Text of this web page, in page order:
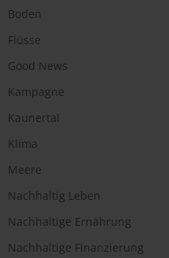
Boden
Flüsse
Good News
Kampagne
Kaunertal
Klima
Meere
Nachhaltig Leben
Nachhaltige Ernährung
Nachhaltige Finanzierung